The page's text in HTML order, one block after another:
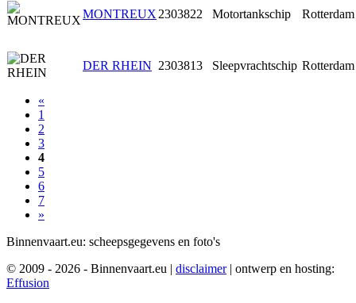
MONTREUX 2303822 Motortankschip Rotterdam
DER RHEIN 2303813 Sleepvrachtschip Rotterdam
«
1
2
3
4
5
6
7
»
Binnenvaart.eu: scheepsgegevens en foto's
© 2009 - 2026 - Binnenvaart.eu | disclaimer | ontwerp en hosting:
Effusion